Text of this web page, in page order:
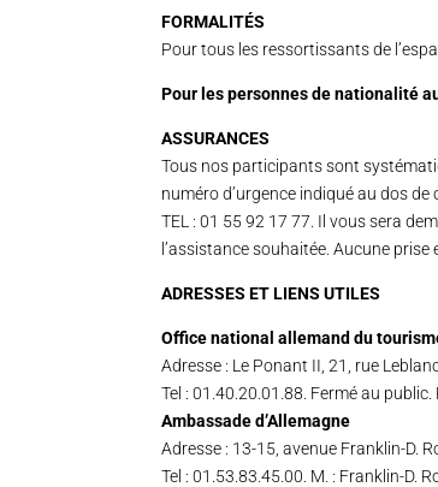
FORMALITÉS
Pour tous les ressortissants de
Pour les personnes de nationalité
ASSURANCES
Tous nos participants sont
numéro d’urgence indiqué au dos
TEL : 01 55 92 17 77. Il vous sera
l’assistance souhaitée. Aucune
ADRESSES ET LIENS UTILES
Office national allemand du
Adresse : Le Ponant II, 21, rue
Tel : 01.40.20.01.88. Fermé au
Ambassade d’Allemagne
Adresse : 13-15, avenue Franklin-D.
Tel : 01.53.83.45.00. M. : Franklin-D.